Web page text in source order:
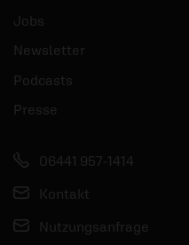
Jobs
Newsletter
Podcasts
Presse
06441 957-1414
Kontakt
Nutzungsanfrage